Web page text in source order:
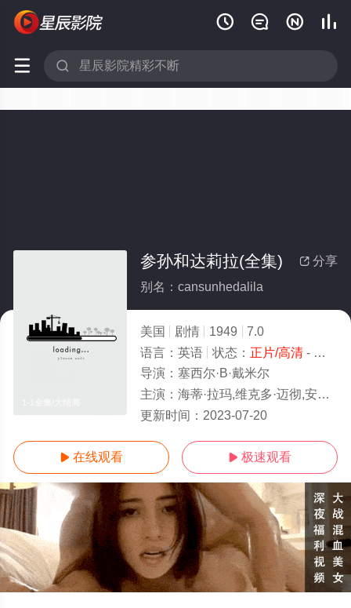
   
 
 分享
参孙和达莉拉(全集)
别名：cansunhedalila
美国 剧情 1949
7.0
语言： 英语 状态： 正片/高清- 免费在线观看
导演： 塞西尔·B·戴米尔
主演： 海蒂·拉玛,维克多·迈彻,安吉拉·兰斯伯瑞
更新时间： 2023-07-20
 在线观看  极速观看